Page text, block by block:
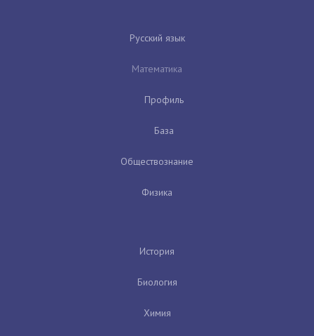
Русский язык
Математика
Профиль
База
Обществознание
Физика
История
Биология
Химия